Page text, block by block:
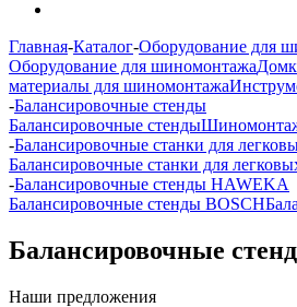
Главная-Каталог-Оборудование для
Оборудование для шиномонтажа
материалы для шиномонтажа
-Балансировочные стенды
Балансировочные стенды
-Балансировочные станки для
Балансировочные станки для
-Балансировочные стенды HAWEKA
Балансировочные стенды BOSCH
Балансировочные
Наши предложения